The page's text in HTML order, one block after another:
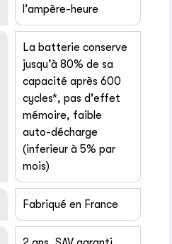
l’ampère-heure
La batterie conserve
jusqu’à 80% de sa
capacité après 600
cycles*, pas d'effet
mémoire, faible
auto-décharge
(inferieur à 5% par
mois)
Fabriqué en France